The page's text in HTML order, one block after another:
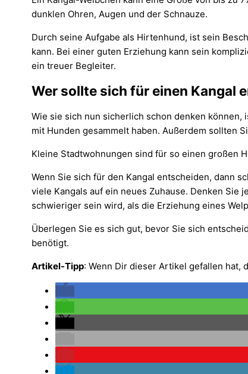
dunklen Ohren, Augen und der Schnauze.
Durch seine Aufgabe als Hirtenhund, ist sein
kann. Bei einer guten Erziehung kann sein
ein treuer Begleiter.
Wer sollte sich für einen Kangal
Wie sie sich nun sicherlich schon denken können,
mit Hunden gesammelt haben. Außerdem sollten
Kleine Stadtwohnungen sind für so einen großen
Wenn Sie sich für den Kangal entscheiden, dann
viele Kangals auf ein neues Zuhause. Denken Sie
schwieriger sein wird, als die Erziehung eines
Überlegen Sie es sich gut, bevor Sie sich
benötigt.
Artikel-Tipp: Wenn Dir dieser Artikel gefallen hat,